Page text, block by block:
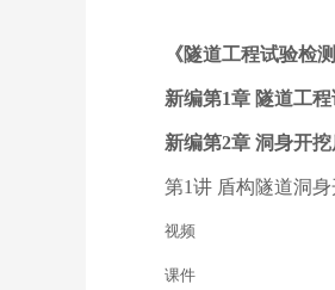
《隧道工程试验检
新编第1章 隧道工
新编第2章 洞身开挖
第1讲 盾构隧道洞
视频
课件